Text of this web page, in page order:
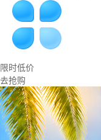
限时低价
去抢购